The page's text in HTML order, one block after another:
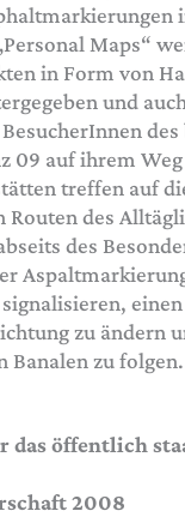
Maps“
in Form von
und
des
09 auf ihrem
treffen auf
Routen des
des
zu ändern
Banalen zu folgen.
das öffentlich
2008